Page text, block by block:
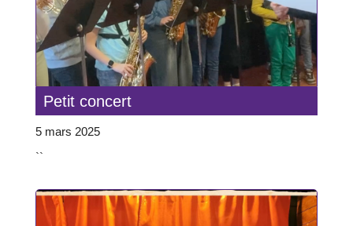
Petit concert
5 mars 2025
``